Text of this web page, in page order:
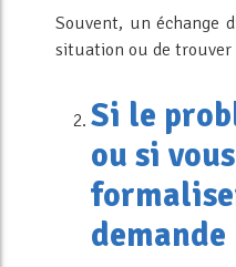
Souvent, un échange
situation ou de
Si le
ou si
demande